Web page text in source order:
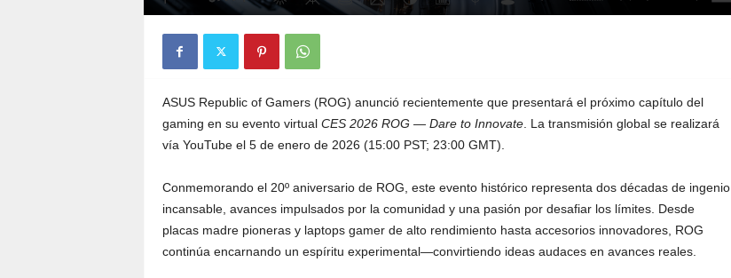
ASUS Republic of Gamers (ROG) anunció recientemente que presentará el próximo capítulo del
gaming en su evento virtual CES 2026 ROG — Dare to Innovate. La transmisión global se realizará
vía YouTube el 5 de enero de 2026 (15:00 PST; 23:00 GMT).
Conmemorando el 20º aniversario de ROG, este evento histórico representa dos décadas de ingenio
incansable, avances impulsados por la comunidad y una pasión por desafiar los límites. Desde
placas madre pioneras y laptops gamer de alto rendimiento hasta accesorios innovadores, ROG
continúa encarnando un espíritu experimental—convirtiendo ideas audaces en avances reales.